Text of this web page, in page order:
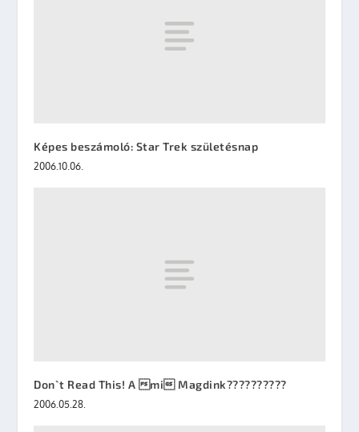
Képes beszámoló: Star Trek születésnap
2006.10.06.
Don`t Read This! A mi Magdink??????????
2006.05.28.